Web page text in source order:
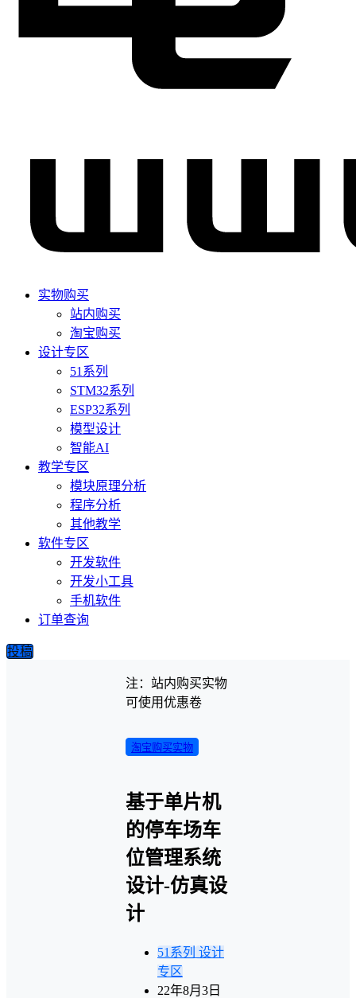
实物购买
站内购买
淘宝购买
设计专区
51系列
STM32系列
ESP32系列
模型设计
智能AI
教学专区
模块原理分析
程序分析
其他教学
软件专区
开发软件
开发小工具
手机软件
订单查询
投稿
注：站内购买实物
可使用优惠卷
淘宝购买实物
基于单片机
的停车场车
位管理系统
设计-仿真设
计
51系列 设计
专区
22年8月3日